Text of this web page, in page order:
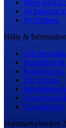
Mina sidor/
Så fungerar
Nyhetsbrev
Hjälp & Information
Om
Kundtjänst
Kontakta oss
För företag
Cookiepolicy
Hammarbybacken